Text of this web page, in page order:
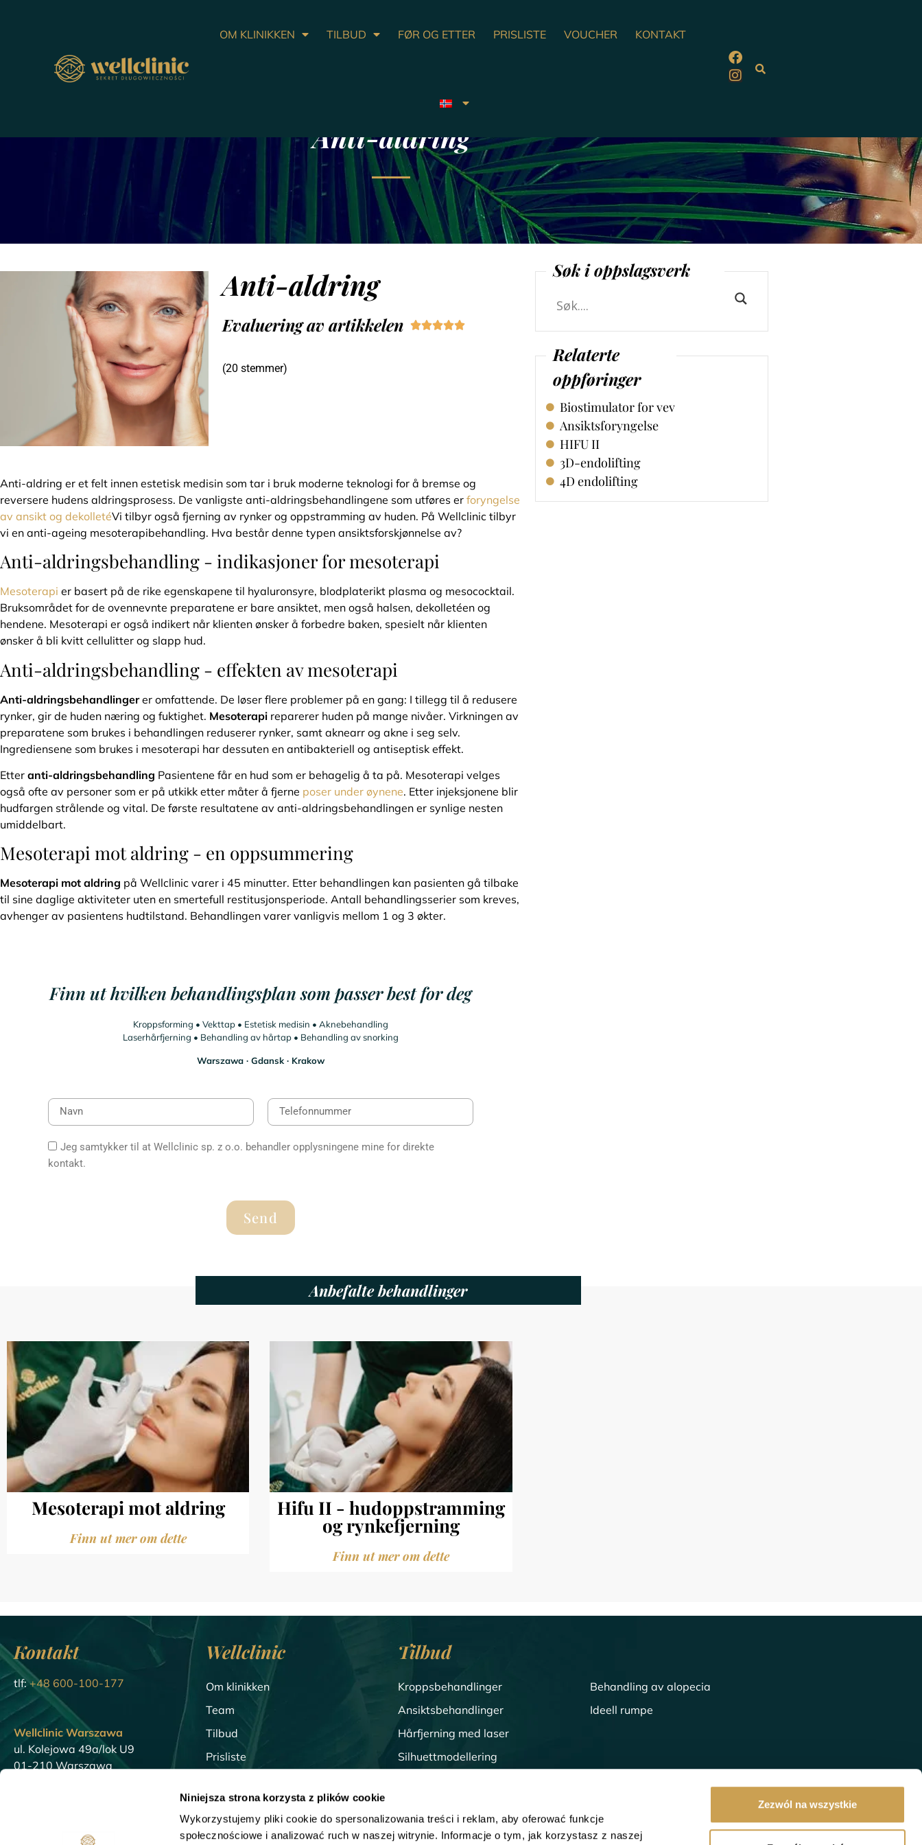
Niniejsza strona korzysta z plików cookie
Wykorzystujemy pliki cookie do spersonalizowania treści i reklam, aby oferować funkcje
społecznościowe i analizować ruch w naszej witrynie. Informacje o tym, jak korzystasz z naszej
Zezwól na wszystkie
OM KLINIKKEN TILBUD FØR OG ETTER PRISLISTE VOUCHER KONTAKT
Anti-aldring
Anti-aldring
Evaluering av artikkelen 
(20 stemmer)
Anti-aldring er et felt innen estetisk medisin som tar i bruk moderne teknologi for å bremse og
reversere hudens aldringsprosess. De vanligste anti-aldringsbehandlingene som utføres er foryngelse
av ansikt og dekolletéVi tilbyr også fjerning av rynker og oppstramming av huden. På Wellclinic tilbyr
vi en anti-ageing mesoterapibehandling. Hva består denne typen ansiktsforskjønnelse av?
Anti-aldringsbehandling - indikasjoner for mesoterapi
Mesoterapi er basert på de rike egenskapene til hyaluronsyre, blodplaterikt plasma og mesococktail.
Bruksområdet for de ovennevnte preparatene er bare ansiktet, men også halsen, dekolletéen og
hendene. Mesoterapi er også indikert når klienten ønsker å forbedre baken, spesielt når klienten
ønsker å bli kvitt cellulitter og slapp hud.
Anti-aldringsbehandling - effekten av mesoterapi
Anti-aldringsbehandlingerer omfattende. De løser flere problemer på en gang: I tillegg til å redusere
rynker, gir de huden næring og fuktighet. Mesoterapi reparerer huden på mange nivåer. Virkningen av
preparatene som brukes i behandlingen reduserer rynker, samt aknearr og akne i seg selv.
Ingrediensene som brukes i mesoterapi har dessuten en antibakteriell og antiseptisk effekt.
Etter anti-aldringsbehandling Pasientene får en hud som er behagelig å ta på. Mesoterapi velges
også ofte av personer som er på utkikk etter måter å fjerne poser under øynene. Etter injeksjonene blir
hudfargen strålende og vital. De første resultatene av anti-aldringsbehandlingen er synlige nesten
umiddelbart.
Mesoterapi mot aldring - en oppsummering
Mesoterapi mot aldring på Wellclinic varer i 45 minutter. Etter behandlingen kan pasienten gå tilbake
til sine daglige aktiviteter uten en smertefull restitusjonsperiode. Antall behandlingsserier som kreves,
avhenger av pasientens hudtilstand. Behandlingen varer vanligvis mellom 1 og 3 økter.
Finn ut hvilken behandlingsplan som passer best for deg
Kroppsforming • Vekttap • Estetisk medisin • Aknebehandling
Laserhårfjerning • Behandling av hårtap • Behandling av snorking
Warszawa ∙ Gdansk ∙ Krakow
Jeg samtykker til at Wellclinic sp. z o.o. behandler opplysningene mine for direkte
kontakt.
Send
Søk i oppslagsverk
Relaterte
oppføringer
Biostimulator for vev
Ansiktsforyngelse
HIFU II
3D-endolifting
4D endolifting
Anbefalte behandlinger
Mesoterapi mot aldring
Finn ut mer om dette
Hifu II - hudoppstramming
og rynkefjerning
Finn ut mer om dette
Kontakt
tlf:+48 600-100-177
Wellclinic Warszawa
ul. Kolejowa 49a/lok U9
01-210 Warszawa
80-858 Gdansk
Wellclinic
Om klinikken
Team
Tilbud
Prisliste
Leksikon
SPØRSMÅL OG SVAR
Tilbud
Kroppsbehandlinger
Ansiktsbehandlinger
Hårfjerning med laser
Silhuettmodellering
Behandling av alopecia
Ideell rumpe